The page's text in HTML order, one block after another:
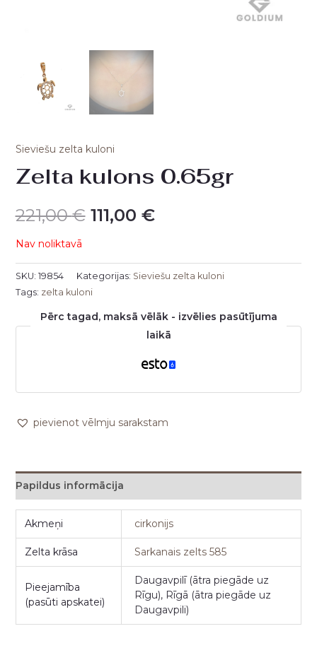
Sieviešu zelta kuloni
Zelta kulons 0.65gr
221,00€ 111,00 €
Nav noliktavā
SKU: 19854 Kategorijas: Sieviešu zelta kuloni
Tags: zelta kuloni
Pērc tagad, maksā vēlāk - izvēlies pasūtījuma
laikā
pievienot vēlmju sarakstam
Papildus informācija
Akmeņi cirkonijs
Zelta krāsa Sarkanais zelts 585
Pieejamība
(pasūti apskatei)
Daugavpilī (ātra piegāde uz
Rīgu), Rīgā (ātra piegāde uz
Daugavpili)